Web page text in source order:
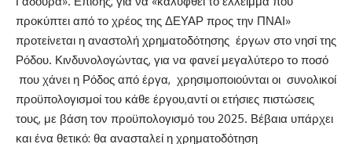
προκύπτει από το χρέος της ΔΕΥΑΡ προς την ΠΝΑΙ»
προτείνεται η αναστολή χρηματοδότησης έργων στο νησί της
Ρόδου. Κινδυνολογώντας, για να φανεί μεγαλύτερο το ποσό
που χάνει η Ρόδος από έργα, χρησιμοποιούνται οι συνολικοί
προϋπολογισμοί του κάθε έργου,αντί οι ετήσιες πιστώσεις
τους, με βάση τον προϋπολογισμό του 2025. Βέβαια υπάρχει
και ένα θετικό: θα ανασταλεί η χρηματοδότηση